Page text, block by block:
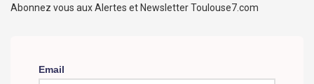
Abonnez vous aux Alertes et Newsletter Toulouse7.com
Email